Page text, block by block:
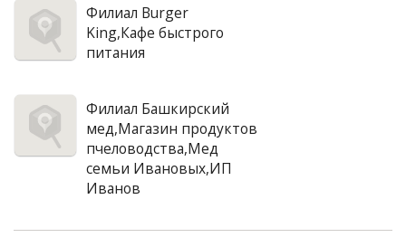
Филиал Burger
King,Кафе быстрого
питания
Филиал Башкирский
мед,Магазин продуктов
пчеловодства,Мед
семьи Ивановых,ИП
Иванов